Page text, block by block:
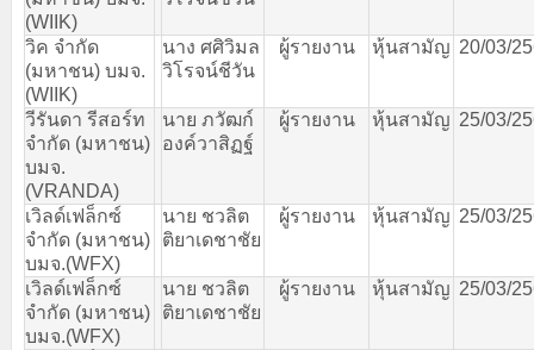
(WIIK)
วิค จำกัด
(มหาชน) บมจ.
(WIIK)
นาง ศศิวิมล
วิโรจน์ชีวัน
ผู้รายงาน หุ้นสามัญ 20/03/
วีรันดา รีสอร์ท
จำกัด (มหาชน)
บมจ.
(VRANDA)
นาย ภวัฒก์
องค์วาสิฏฐ์
ผู้รายงาน หุ้นสามัญ 25/03/
เวิลด์เฟล็กซ์
จำกัด (มหาชน)
บมจ.(WFX)
นาย ชวลิต
ติยาเดชาชัย
ผู้รายงาน หุ้นสามัญ 25/03/
เวิลด์เฟล็กซ์
จำกัด (มหาชน)
บมจ.(WFX)
นาย ชวลิต
ติยาเดชาชัย
ผู้รายงาน หุ้นสามัญ 25/03/